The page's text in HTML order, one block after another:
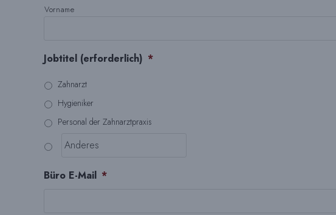
Vorname
Jobtitel (erforderlich) *
Zahnarzt
Hygieniker
Personal der Zahnarztpraxis
Büro E-Mail *